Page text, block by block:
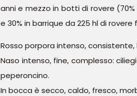
anni e mezzo in botti di rovere
e 30% in barrique da 225 hl di
Rosso porpora intenso, consistente,
Naso intenso, fine, complesso:
peperoncino.
In bocca è secco, caldo, fresco,